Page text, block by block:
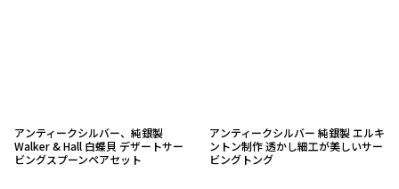
アンティークシルバー、純銀製
Walker & Hall 白蝶貝 デザートサー
ビングスプーンペアセット
アンティークシルバー 純銀製 エルキ
ントン制作 透かし細工が美しいサー
ビングトング